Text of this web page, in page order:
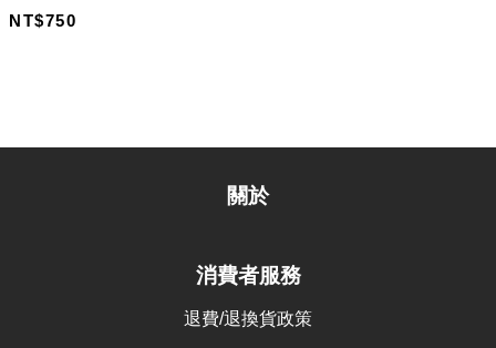
NT$750
關於
消費者服務
退費/退換貨政策